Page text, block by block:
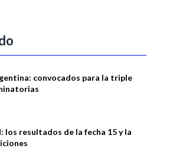
convocados para la triple
los resultados de la fecha 15 y la